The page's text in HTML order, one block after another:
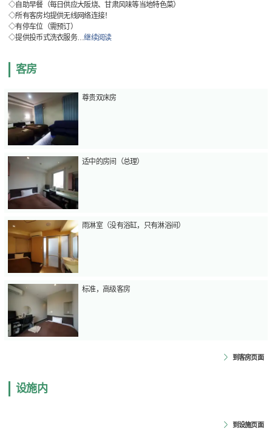
◇自助早餐（每日供应大阪烧、甘肃风味等当地特色菜）
◇所有客房均提供无线网络连接！
◇有停车位（需预订）
◇提供投币式洗衣服务…继续阅读
客房
尊贵双床房
适中的房间（总理）
雨淋室（没有浴缸，只有淋浴间）
标准，高级客房
到客房页面
设施内
到设施页面